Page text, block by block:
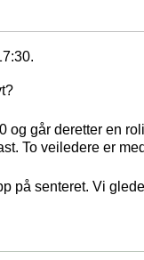
og går deretter en
To veiledere er
på senteret. Vi